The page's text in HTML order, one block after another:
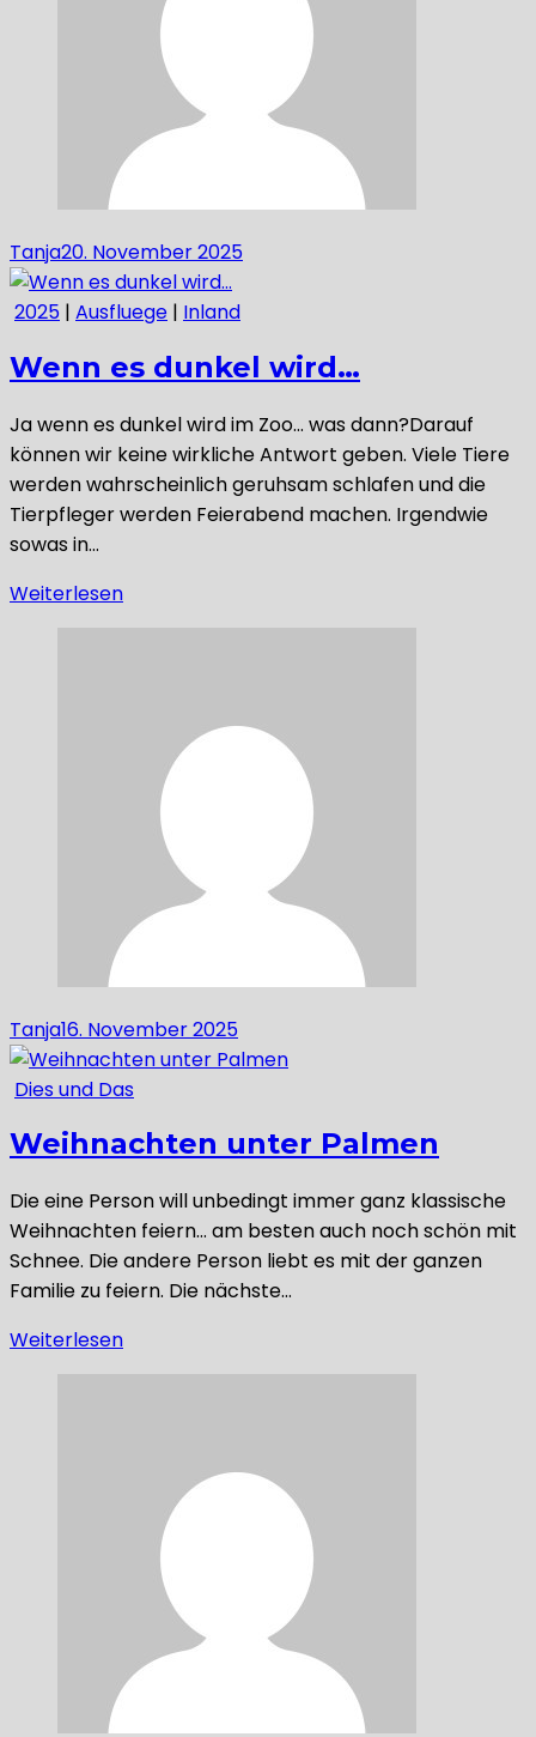
Tanja20. November 2025
2025 | Ausfluege | Inland
Wenn es dunkel wird…
Ja wenn es dunkel wird im Zoo… was dann?Darauf
können wir keine wirkliche Antwort geben. Viele Tiere
werden wahrscheinlich geruhsam schlafen und die
Tierpfleger werden Feierabend machen. Irgendwie
sowas in…
Weiterlesen
Tanja16. November 2025
Dies und Das
Weihnachten unter Palmen
Die eine Person will unbedingt immer ganz klassische
Weihnachten feiern… am besten auch noch schön mit
Schnee. Die andere Person liebt es mit der ganzen
Familie zu feiern. Die nächste…
Weiterlesen